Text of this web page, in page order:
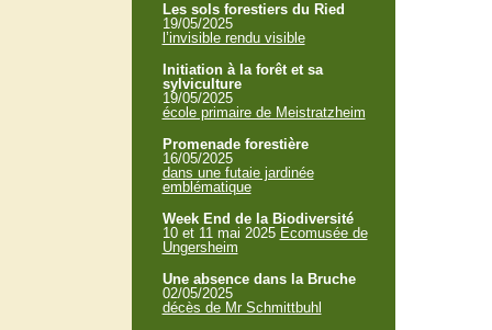
Les sols forestiers du Ried
19/05/2025
l’invisible rendu visible
Initiation à la forêt et sa
sylviculture
19/05/2025
école primaire de Meistratzheim
Promenade forestière
16/05/2025
dans une futaie jardinée
emblématique
Week End de la Biodiversité
10 et 11 mai 2025 Ecomusée de
Ungersheim
Une absence dans la Bruche
02/05/2025
décès de Mr Schmittbuhl